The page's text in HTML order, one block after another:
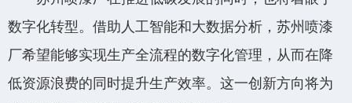
数字化转型。借助人工智能和大数据分析，苏州喷漆
厂希望能够实现生产全流程的数字化管理，从而在降
低资源浪费的同时提升生产效率。这一创新方向将为